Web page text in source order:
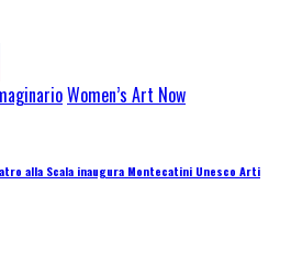
Women’s Art Now
alla Scala inaugura Montecatini Unesco Arti